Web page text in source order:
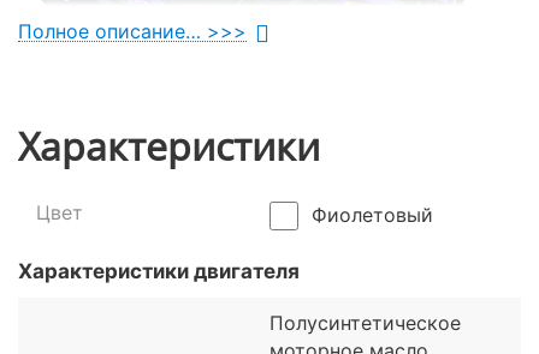
Возможности подросткового
квадроцикла Spark SP125-11
Полное описание… >>>
Характеристики
Цвет Фиолетовый
Характеристики двигателя
Полусинтетическое